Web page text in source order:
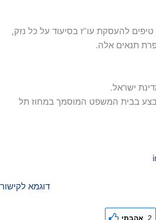
להעסקת עו”ז בסיעוד על כל נזק,
תנאים אלה.
ישראל.
בבית המשפט המוסמך במחוז תל
דוגמא לקישור
אהבתי 2